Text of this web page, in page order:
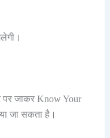
पर जाकर Know Your
जा सकता है।